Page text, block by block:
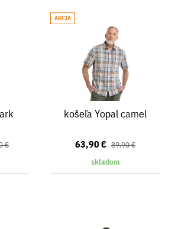
€
AKCIA
košeľa Yopal camel
63,90 € 89,90 €
skladom